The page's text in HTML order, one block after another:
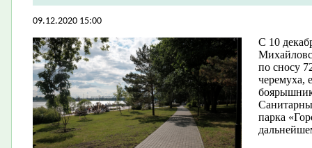
09.12.2020 15:00
С 10
по сносу
черемуха,
парка